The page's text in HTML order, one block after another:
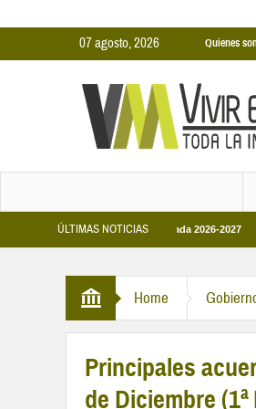
07 agosto, 2026 Quienes
ÚLTIMAS NOTICIAS
Municipales temporada 2026-2027
Home
Principales
de Diciembre (1ª